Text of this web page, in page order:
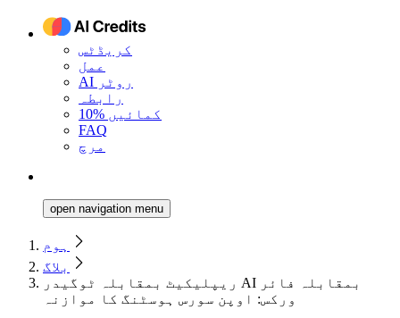
کریڈٹس
عمل
AI روٹر
رابطہ
10% کمائیں
FAQ
مرچ
open navigation menu
ہوم
بلاگ
ریپلیکیٹ بمقابلہ ٹوگیدر AI بمقابلہ فائر
ورکس: اوپن سورس ہوسٹنگ کا موازنہ